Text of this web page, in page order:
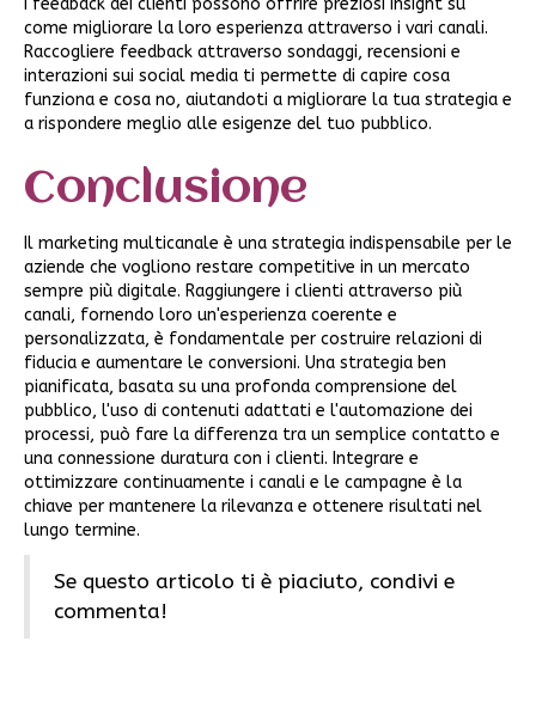
come migliorare la loro esperienza attraverso i vari canali.
Raccogliere feedback attraverso sondaggi, recensioni e
interazioni sui social media ti permette di capire cosa
funziona e cosa no, aiutandoti a migliorare la tua strategia e
a rispondere meglio alle esigenze del tuo pubblico.
Conclusione
Il marketing multicanale è una strategia indispensabile per le
aziende che vogliono restare competitive in un mercato
sempre più digitale. Raggiungere i clienti attraverso più
canali, fornendo loro un'esperienza coerente e
personalizzata, è fondamentale per costruire relazioni di
fiducia e aumentare le conversioni. Una strategia ben
pianificata, basata su una profonda comprensione del
pubblico, l'uso di contenuti adattati e l'automazione dei
processi, può fare la differenza tra un semplice contatto e
una connessione duratura con i clienti. Integrare e
ottimizzare continuamente i canali e le campagne è la
chiave per mantenere la rilevanza e ottenere risultati nel
lungo termine.
Se questo articolo ti è piaciuto, condivi e
commenta!